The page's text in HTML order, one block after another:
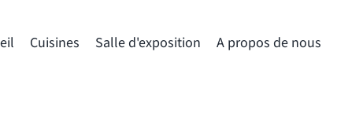
Cuisines Salle d'exposition A propos de nous